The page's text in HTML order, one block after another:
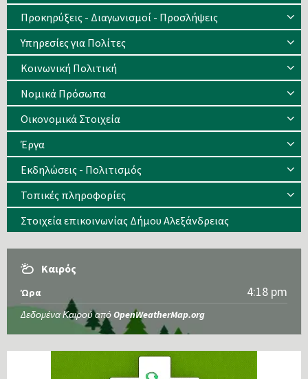
Προκηρύξεις - Διαγωνισμοί - Προσλήψεις
Υπηρεσίες για Πολίτες
Κοινωνική Πολιτική
Νομικά Πρόσωπα
Οικονομικά Στοιχεία
Έργα
Εκδηλώσεις - Πολιτισμός
Τοπικές πληροφορίες
Στοιχεία επικοινωνίας Δήμου Αλεξάνδρειας
Καιρός
Ώρα 4:18 pm
Δεδομένα Καιρού από OpenWeatherMap.org